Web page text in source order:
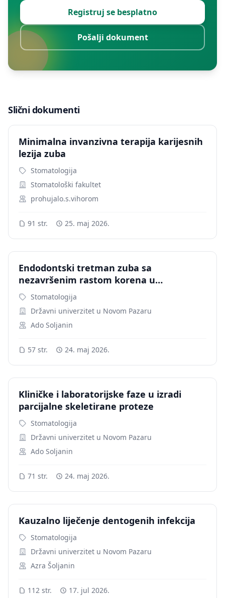
Registruj se besplatno
Pošalji dokument
Slični dokumenti
Minimalna invanzivna terapija karijesnih
lezija zuba
Stomatologija
Stomatološki fakultet
prohujalo.s.vihorom
91 str. 25. maj 2026.
Endodontski tretman zuba sa
nezavršenim rastom korena u
stomatologiji
Stomatologija
Državni univerzitet u Novom Pazaru
Ado Soljanin
57 str. 24. maj 2026.
Kliničke i laboratorijske faze u izradi
parcijalne skeletirane proteze
Stomatologija
Državni univerzitet u Novom Pazaru
Ado Soljanin
71 str. 24. maj 2026.
Kauzalno liječenje dentogenih infekcija
Stomatologija
Državni univerzitet u Novom Pazaru
Azra Šoljanin
112 str. 17. jul 2026.